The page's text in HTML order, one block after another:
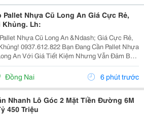
Pallet Nhựa Cũ Long An Giá Cực Rẻ,
Khủng. Lh:
Nhựa Cũ Long An &Ndash; Giá Cực Rẻ,
Bạn Đang Cần Pallet Nhựa
An Với Giá Tiết Kiệm Nhưng Vẫn Đảm Bảo
Đừng Bỏ Lỡ Chương Trình Xả Kho Số
Lượng Lớn Với Mức Giá Cực Ưu Đãi! ✅ Sản Phẩm...
Đồng Nai 6 phút trước
Nhanh Lô Góc 2 Mặt Tiền Đường 6M
450 Triệu